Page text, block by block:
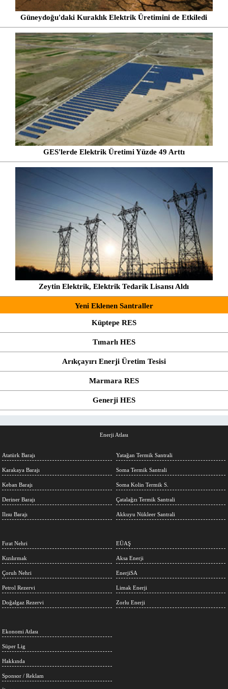
Güneydoğu'daki Kuraklık Elektrik Üretimini de Etkiledi
GES'lerde Elektrik Üretimi Yüzde 49 Arttı
Zeytin Elektrik, Elektrik Tedarik Lisansı Aldı
Yeni Eklenen Santraller
Küptepe RES
Tımarlı HES
Arıkçayırı Enerji Üretim Tesisi
Marmara RES
Generji HES
Enerji Atlası
Atatürk Barajı
Karakaya Barajı
Keban Barajı
Deriner Barajı
Ilısu Barajı
Yatağan Termik Santrali
Soma Termik Santrali
Soma Kolin Termik S.
Çatalağzı Termik Santrali
Akkuyu Nükleer Santrali
Fırat Nehri
Kızılırmak
Çoruh Nehri
Petrol Rezervi
Doğalgaz Rezervi
EÜAŞ
Aksa Enerji
EnerjiSA
Limak Enerji
Zorlu Enerji
Ekonomi Atlası
Süper Lig
Hakkında
Sponsor / Reklam